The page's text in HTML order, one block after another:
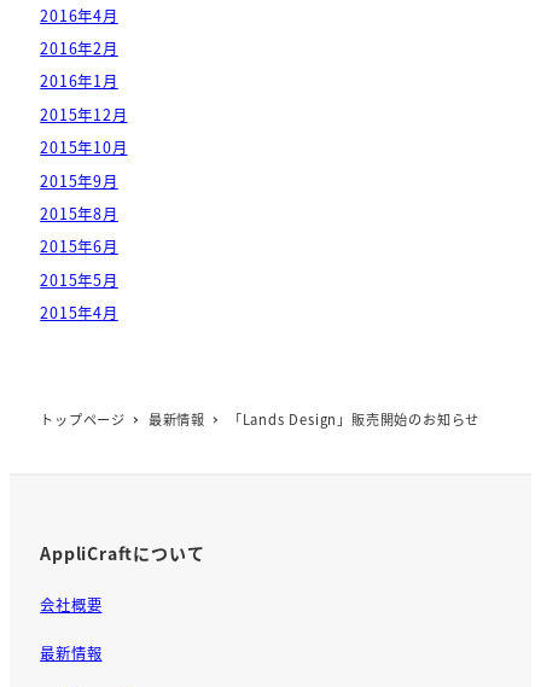
2016年4月
2016年2月
2016年1月
2015年12月
2015年10月
2015年9月
2015年8月
2015年6月
2015年5月
2015年4月
トップページ 最新情報 「Lands Design」販売開始のお知らせ
AppliCraftについて
会社概要
最新情報